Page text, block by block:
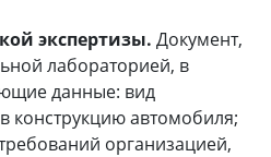
экспертизы. Документ,
лабораторией, в
данные: вид
конструкцию автомобиля;
организацией,